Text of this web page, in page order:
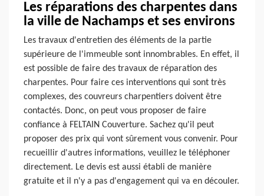
Les réparations des charpentes dans
la ville de Nachamps et ses environs
Les travaux d'entretien des éléments de la partie
supérieure de l'immeuble sont innombrables. En effet, il
est possible de faire des travaux de réparation des
charpentes. Pour faire ces interventions qui sont très
complexes, des couvreurs charpentiers doivent être
contactés. Donc, on peut vous proposer de faire
confiance à FELTAIN Couverture. Sachez qu'il peut
proposer des prix qui vont sûrement vous convenir. Pour
recueillir d'autres informations, veuillez le téléphoner
directement. Le devis est aussi établi de manière
gratuite et il n'y a pas d'engagement qui va en découler.